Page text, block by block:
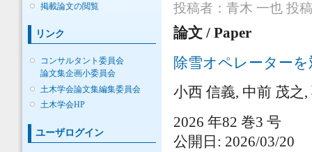
掲載論文の閲覧
リンク
コンサルタント委員会
論文集企画小委員会
土木学会論文集編集委員会
土木学会HP
ユーザログイン
投稿者： 青木 一也 投
論文 / Paper
除雪オペレーター
小西 信義, 中前 茂之
2026 年82 巻3 号
公開日: 2026/03/20